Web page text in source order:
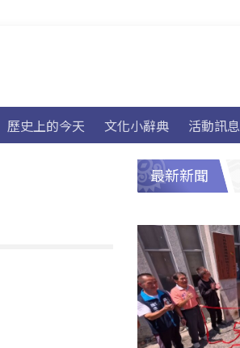
歷史上的今天 文化小辭典 活動訊息
最新新聞